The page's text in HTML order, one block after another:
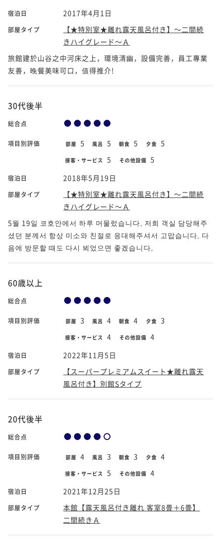
宿泊日 2017年4月1日
部屋タイプ
【★特別室★離れ露天風呂付き】～二間続
きハイグレード～Ａ
旅館建於山谷之中河床之上，環境清幽，設備完善，員工專業
友善，晚餐美味可口，值得推介!
30代後半
総合点
項目別評価 部屋 5 風呂 5 朝食 5 夕食 5
接客・サービス 5 その他設備 5
宿泊日 2018年5月19日
部屋タイプ
【★特別室★離れ露天風呂付き】～二間続
きハイグレード～Ａ
5월 19일 코호안에서 하루 머물렀습니다. 저희 객실 담당해주
셨던 분께서 항상 미소와 친절로 응대해주셔서 고맙습니다. 다
음에 방문할 때도 다시 뵈었으면 좋겠습니다.
60歳以上
総合点
項目別評価 部屋 3 風呂 4 朝食 4 夕食 3
接客・サービス 4 その他設備 4
宿泊日 2022年11月5日
部屋タイプ
【スーパープレミアムスイート★離れ露天
風呂付き】別館Sタイプ
20代後半
総合点
項目別評価 部屋 4 風呂 3 朝食 3 夕食 4
接客・サービス 5 その他設備 4
宿泊日 2021年12月25日
部屋タイプ
本館【露天風呂付き離れ 客室8畳＋6畳】
二間続きＡ